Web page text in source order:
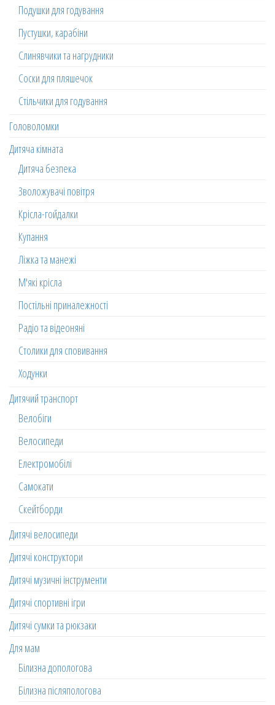
Подушки для годування
Пустушки, карабіни
Слинявчики та нагрудники
Соски для пляшечок
Стільчики для годування
Головоломки
Дитяча кімната
Дитяча безпека
Зволожувачі повітря
Крісла-гойдалки
Купання
Ліжка та манежі
М'які крісла
Постільні приналежності
Радіо та відеоняні
Столики для сповивання
Ходунки
Дитячий транспорт
Велобіги
Велосипеди
Електромобілі
Самокати
Скейтборди
Дитячі велосипеди
Дитячі конструктори
Дитячі музичні інструменти
Дитячі спортивні ігри
Дитячі сумки та рюкзаки
Для мам
Білизна допологова
Білизна післяпологова